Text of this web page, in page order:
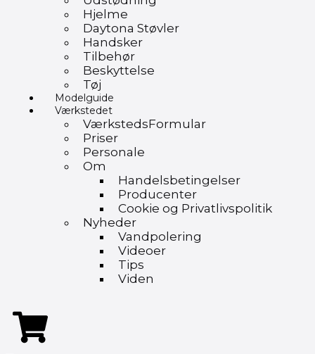
Hjelme
Daytona Støvler
Handsker
Tilbehør
Beskyttelse
Tøj
Modelguide
Værkstedet
VærkstedsFormular
Priser
Personale
Om
Handelsbetingelser
Producenter
Cookie og Privatlivspolitik
Nyheder
Vandpolering
Videoer
Tips
Viden